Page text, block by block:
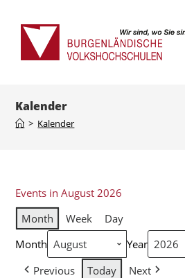
Kalender
> Kalender
Events in August 2026
Month
Week
Day
Month
Year
Previous
Today
Next